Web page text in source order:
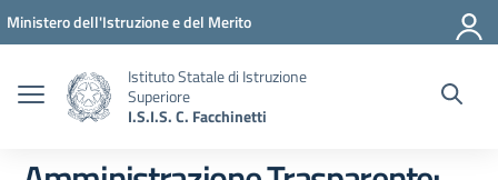
Vai ai contenuti
Vai al menu di navigazione
Vai al footer
Ministero dell'Istruzione e del Merito
Istituto Statale di Istruzione
Superiore
I.S.I.S. C. Facchinetti